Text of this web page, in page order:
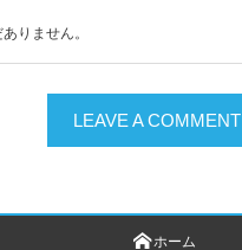
りません。
LEAVE A COMMENT
ホーム